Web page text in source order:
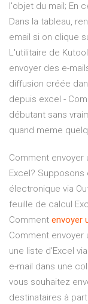
l'objet du mail; En
Dans la tableau,
email si on clique
L'utilitaire de
envoyer des e-
diffusion créée
depuis excel -
débutant sans
quand meme
Comment envoyer
Excel?
électronique via
feuille de calcul
Comment envoyer
Comment envoyer
une liste d'Excel
e-mail dans une
vous souhaitez
destinataires à